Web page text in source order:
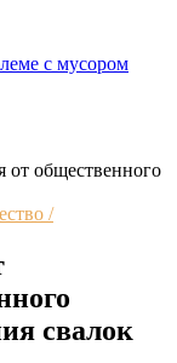
с мусором
/
свалок